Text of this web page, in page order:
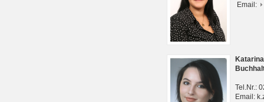
Email:
Tel.Nr.:
Email: